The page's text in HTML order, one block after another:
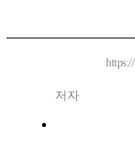
저자